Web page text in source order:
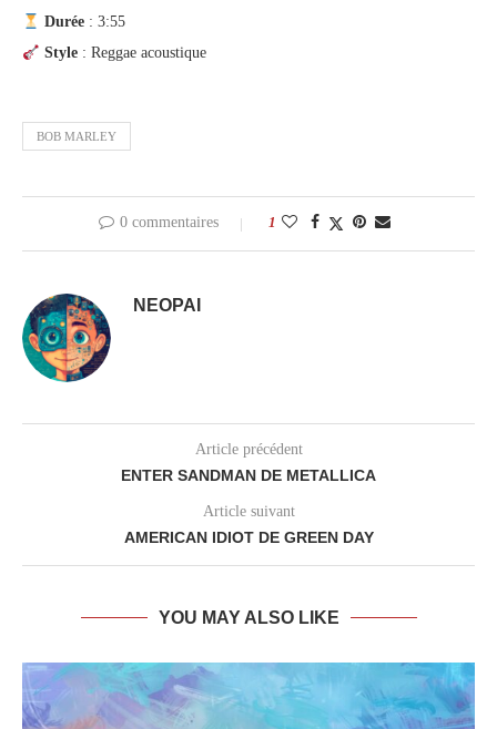
Durée: 3:55
Style: Reggae acoustique
BOB MARLEY
0 commentaires 1
NEOPAI
Article précédent
ENTER SANDMAN DE METALLICA
Article suivant
AMERICAN IDIOT DE GREEN DAY
YOU MAY ALSO LIKE